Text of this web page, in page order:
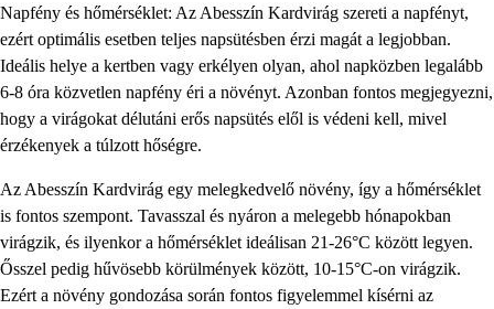
Napfény és hőmérséklet: Az Abesszín Kardvirág szereti a napfényt,
ezért optimális esetben teljes napsütésben érzi magát a legjobban.
Ideális helye a kertben vagy erkélyen olyan, ahol napközben legalább
6-8 óra közvetlen napfény éri a növényt. Azonban fontos megjegyezni,
hogy a virágokat délutáni erős napsütés elől is védeni kell, mivel
érzékenyek a túlzott hőségre.
Az Abesszín Kardvirág egy melegkedvelő növény, így a hőmérséklet
is fontos szempont. Tavasszal és nyáron a melegebb hónapokban
virágzik, és ilyenkor a hőmérséklet ideálisan 21-26°C között legyen.
Ősszel pedig hűvösebb körülmények között, 10-15°C-on virágzik.
Ezért a növény gondozása során fontos figyelemmel kísérni az